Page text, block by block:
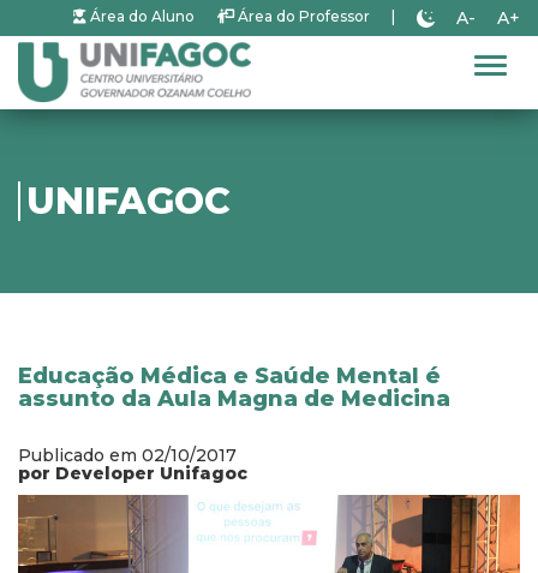
Área do Aluno Área do Professor A- A+
UNIFAGOC
Educação Médica e Saúde Mental é
assunto da Aula Magna de Medicina
Publicado em 02/10/2017
por Developer Unifagoc